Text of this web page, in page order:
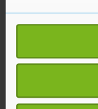
Als u het
locatie, die
Uw
scannen op